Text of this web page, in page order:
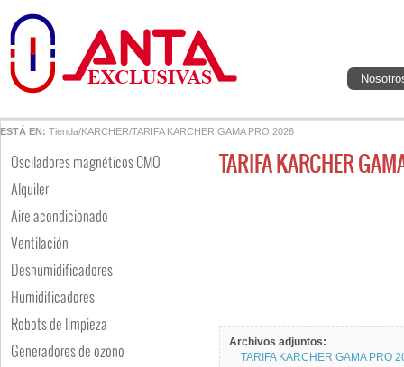
ESTÁ EN: Tienda/KARCHER/TARIFA KARCHER GAMA PRO 2026
Osciladores magnéticos CMO
Alquiler
Aire acondicionado
Ventilación
Deshumidificadores
Humidificadores
Robots de limpieza
Generadores de ozono
TARIFA KARCHER
Archivos adjuntos:
TARIFA KARCHER GAMA PRO